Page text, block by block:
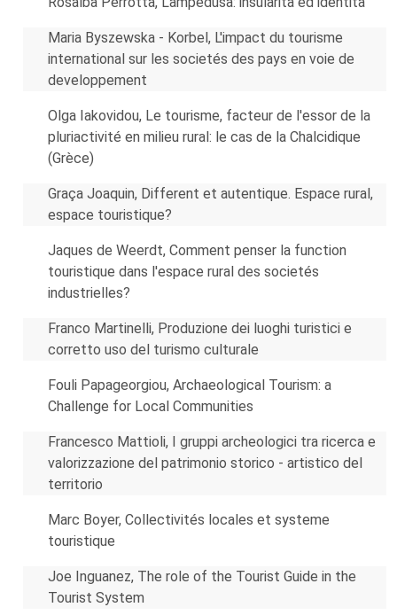
Maria Byszewska - Korbel, L'impact du tourisme
international sur les societés des pays en voie de
developpement
Olga Iakovidou, Le tourisme, facteur de l'essor de la
pluriactivité en milieu rural: le cas de la Chalcidique
(Grèce)
Graça Joaquin, Different et autentique. Espace rural,
espace touristique?
Jaques de Weerdt, Comment penser la function
touristique dans l'espace rural des societés
industrielles?
Franco Martinelli, Produzione dei luoghi turistici e
corretto uso del turismo culturale
Fouli Papageorgiou, Archaeological Tourism: a
Challenge for Local Communities
Francesco Mattioli, I gruppi archeologici tra ricerca e
valorizzazione del patrimonio storico - artistico del
territorio
Marc Boyer, Collectivités locales et systeme
touristique
Joe Inguanez, The role of the Tourist Guide in the
Tourist System